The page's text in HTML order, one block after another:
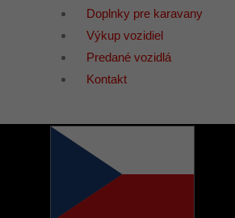
Doplnky pre karavany
Výkup vozidiel
Predané vozidlá
Kontakt